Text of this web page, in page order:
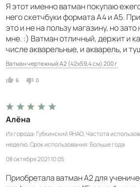
Я этот именно ватман покупаю
него скетчбуки формата А4 и А5.
это и не на пользу магазину, но
мне. :) Ватман отличный, держит и
числе акварельные, и акварель, и
Ватман чертежный А2 (42x59,4 см) 200 г
6 0
Алёна
Из города Губкинский ЯНАО Частота
неделю Срок использования Больше года
08 октября 2021 10:05
Приобретала ватман А2 для